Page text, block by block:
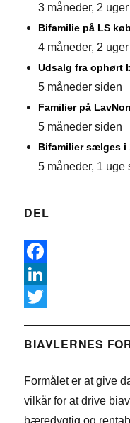
3 måneder, 2
Bifamilie på LS
4 måneder, 2
Udsalg fra ophørt
5 måneder siden
Familier på
5 måneder siden
Bifamilier sælges i
5 måneder, 1 uge
DEL
F
a
e
o
L
n
e
w
t
BIAVLERNES
Formålet er at give
vilkår for at drive
bæredygtig og